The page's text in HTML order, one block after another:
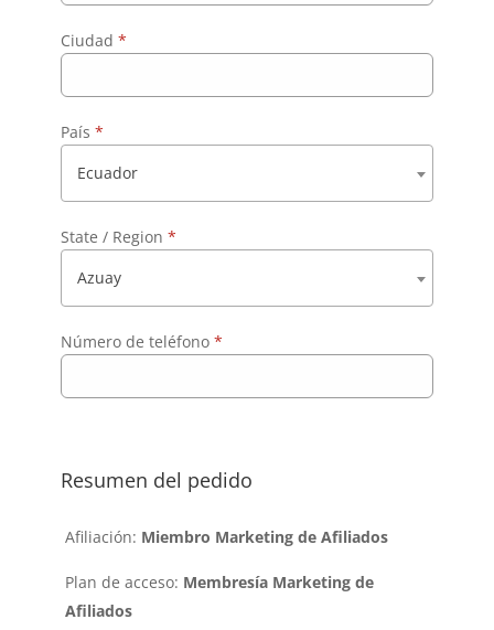
Ciudad *
País *
Ecuador
State / Region *
Azuay
Número de teléfono *
Resumen del pedido
Afiliación: Miembro Marketing de Afiliados
Plan de acceso: Membresía Marketing de
Afiliados